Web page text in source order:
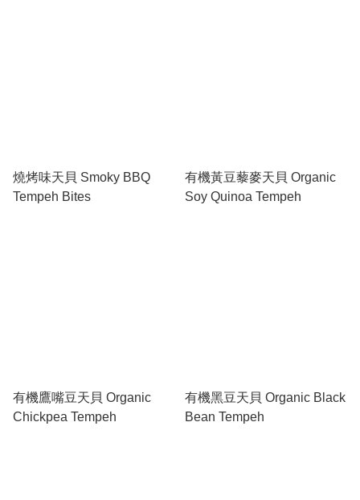
燒烤味天貝 Smoky BBQ
Tempeh Bites
有機黃豆藜麥天貝 Organic
Soy Quinoa Tempeh
有機鷹嘴豆天貝 Organic
Chickpea Tempeh
有機黑豆天貝 Organic Black
Bean Tempeh